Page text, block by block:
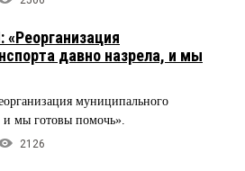
давно назрела, и мы
муниципального
и мы готовы помочь».
2126